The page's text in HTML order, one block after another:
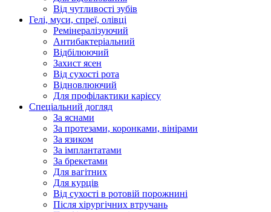
Від чутливості зубів
Гелі, муси, спреї, олівці
Ремінералізуючий
Антибактеріальний
Відбілюючий
Захист ясен
Від сухості рота
Відновлюючий
Для профілактики карієсу
Спеціальний догляд
За яснами
За протезами, коронками, вінірами
За язиком
За імплантатами
За брекетами
Для вагітних
Для курців
Від сухості в ротовій порожнині
Після хірургічних втручань